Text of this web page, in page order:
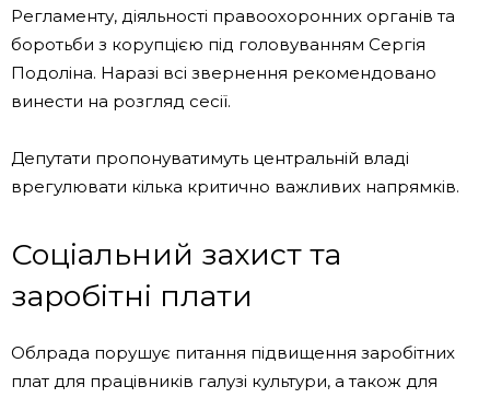
Регламенту, діяльності правоохоронних органів та
боротьби з корупцією під головуванням Сергія
Подоліна. Наразі всі звернення рекомендовано
винести на розгляд сесії.
Депутати пропонуватимуть центральній владі
врегулювати кілька критично важливих напрямків.
Соціальний захист та
заробітні плати
Облрада порушує питання підвищення заробітних
плат для працівників галузі культури, а також для